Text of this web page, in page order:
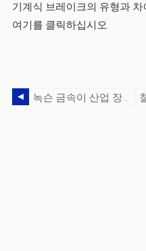
기계식 브레이크의 유형과
여기를 클릭하십시오.
녹슨 금속이 산업 장비의 무결성에 미치는 영향